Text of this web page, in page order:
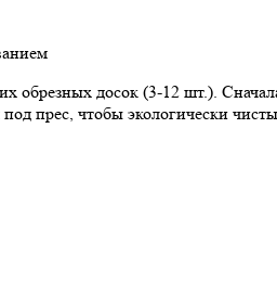
обрезных досок (3-12 шт.).
прес, чтобы экологически